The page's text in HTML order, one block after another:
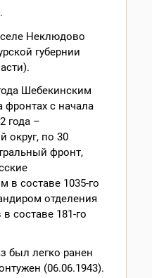
Неклюдово
губернии
Шебекинским
фронтах с начала
года –
округ, по 30
фронт,
в составе 1035-го
отделения
составе 181-го
был легко ранен
(06.06.1943).